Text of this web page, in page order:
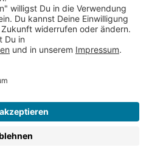
€ Bestellwert innerhalb
innerhalb Deutschlands
Blumenstraße 36, D-70182